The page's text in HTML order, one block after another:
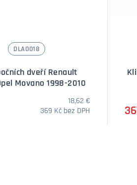
DLA0018
dveří Renault
Movano 1998-2010
18,62 €
369 Kč bez DPH